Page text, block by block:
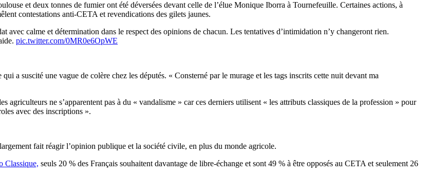
et deux tonnes de fumier ont été déversées devant celle de l’élue Monique Iborra à Tournefeuille. Certaines actions, à
contestations anti-CETA et revendications des gilets jaunes.
avec calme et détermination dans le respect des opinions de chacun. Les tentatives d’intimidation n’y changeront rien.
pic.twitter.com/0MR0e6OpWE
a suscité une vague de colère chez les députés. « Consterné par le murage et les tags inscrits cette nuit devant ma
ne s’apparentent pas à du « vandalisme » car ces derniers utilisent « les attributs classiques de la profession » pour
avec des inscriptions ».
fait réagir l’opinion publique et la société civile, en plus du monde agricole.
Classique, seuls 20 % des Français souhaitent davantage de libre-échange et sont 49 % à être opposés au CETA et seulement 26